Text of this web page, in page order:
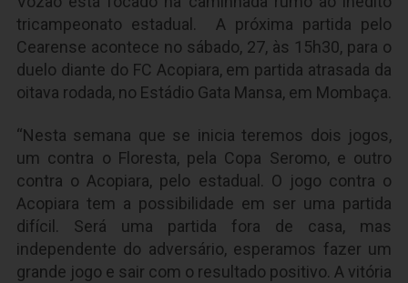
tricampeonato estadual. A próxima partida pelo
Cearense acontece no sábado, 27, às 15h30, para o
duelo diante do FC Acopiara, em partida atrasada da
oitava rodada, no Estádio Gata Mansa, em Mombaça.
“Nesta semana que se inicia teremos dois jogos,
um contra o Floresta, pela Copa Seromo, e outro
contra o Acopiara, pelo estadual. O jogo contra o
Acopiara tem a possibilidade em ser uma partida
difícil. Será uma partida fora de casa, mas
independente do adversário, esperamos fazer um
grande jogo e sair com o resultado positivo. A vitória